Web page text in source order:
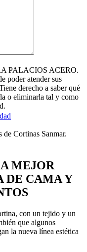
PALACIOS ACERO.
poder atender sus
derecho a saber qué
o eliminarla tal y como
de Cortinas Sanmar.
MEJOR
DE CAMA Y
con un tejido y un
que algunos
la nueva línea estética